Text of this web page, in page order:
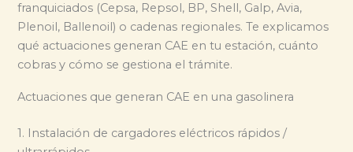
franquiciados (Cepsa, Repsol, BP, Shell, Galp, Avia,
Plenoil, Ballenoil) o cadenas regionales. Te explicamos
qué actuaciones generan CAE en tu estación, cuánto
cobras y cómo se gestiona el trámite.
Actuaciones que generan CAE en una gasolinera
1. Instalación de cargadores eléctricos rápidos /